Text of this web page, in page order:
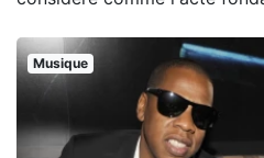
Musique